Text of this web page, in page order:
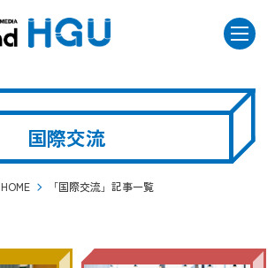
国際交流
HOME 「国際交流」記事一覧